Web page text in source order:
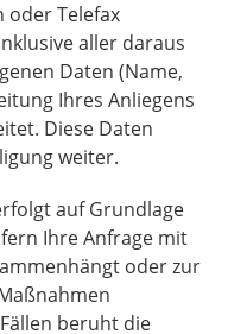
oder Telefax
aller daraus
Daten (Name,
Ihres Anliegens
Diese Daten
weiter.
auf Grundlage
Ihre Anfrage mit
oder zur
beruht die